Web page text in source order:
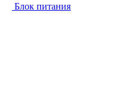
Блок питания